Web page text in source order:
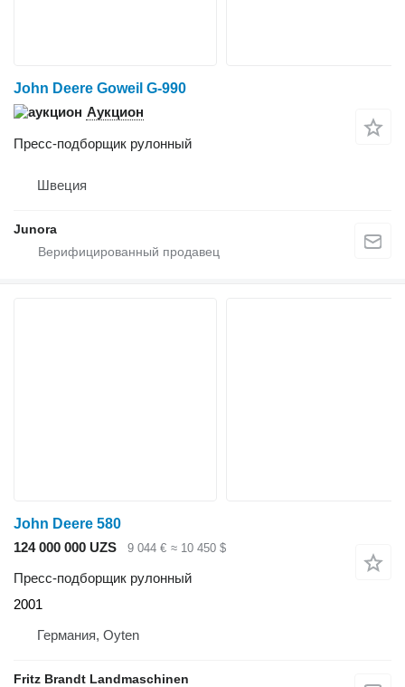
John Deere Goweil G-990
Аукцион
Пресс-подборщик рулонный
Швеция
Junora
John Deere 580
124 000 000 UZS
9 044 € ≈ 10 450 $
Пресс-подборщик рулонный
2001
Германия, Oyten
Fritz Brandt Landmaschinen